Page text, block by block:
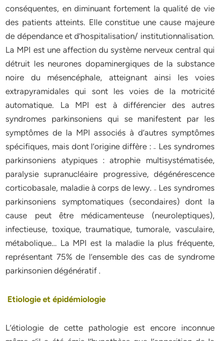
conséquentes, en diminuant fortement la qualité de vie
des patients atteints. Elle constitue une cause majeure
de dépendance et d’hospitalisation/ institutionnalisation.
La MPI est une affection du système nerveux central qui
détruit les neurones dopaminergiques de la substance
noire du mésencéphale, atteignant ainsi les voies
extrapyramidales qui sont les voies de la motricité
automatique. La MPI est à différencier des autres
syndromes parkinsoniens qui se manifestent par les
symptômes de la MPI associés à d’autres symptômes
spécifiques, mais dont l’origine diffère : ₋ Les syndromes
parkinsoniens atypiques : atrophie multisystématisée,
paralysie supranucléaire progressive, dégénérescence
corticobasale, maladie à corps de lewy. ₋ Les syndromes
parkinsoniens symptomatiques (secondaires) dont la
cause peut être médicamenteuse (neuroleptiques),
infectieuse, toxique, traumatique, tumorale, vasculaire,
métabolique… La MPI est la maladie la plus fréquente,
représentant 75% de l’ensemble des cas de syndrome
parkinsonien dégénératif .
Etiologie et épidémiologie
L’étiologie de cette pathologie est encore inconnue